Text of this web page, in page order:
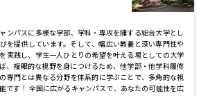
ンパスに多様な学部、学科・専攻を擁する総合大学とし
を提供しています。そして、幅広い教養と深い専門性や
実践し、学生一人ひとりの希望を叶える場としての大学
、複眼的な視野を身につけるため、他学部・他学科履修
専門とは異なる分野を体系的に学ぶことで、多角的な視
です！ 全国に広がるキャンパスで、あなたの可能性を広